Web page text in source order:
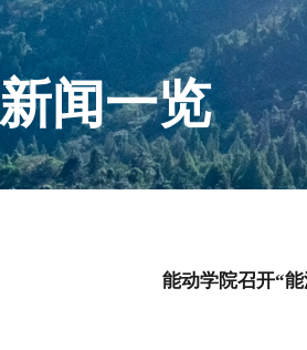
新闻一览
能动学院召开“